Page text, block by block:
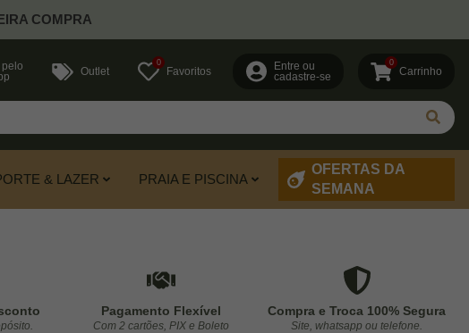
COMPRA
Outlet
0
Favoritos
Entre ou
cadastre-se
0
Carrinho
& LAZER PRAIA E PISCINA
OFERTAS DA
SEMANA
Pagamento Flexível
Com 2 cartões, PIX e Boleto
Compra e Troca 100% Segura
Site, whatsapp ou telefone.